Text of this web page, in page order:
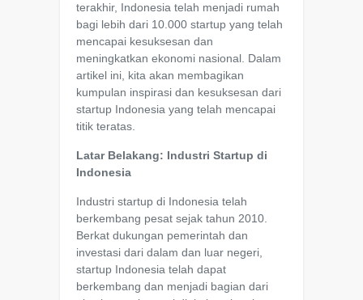
terakhir, Indonesia telah menjadi rumah
bagi lebih dari 10.000 startup yang telah
mencapai kesuksesan dan
meningkatkan ekonomi nasional. Dalam
artikel ini, kita akan membagikan
kumpulan inspirasi dan kesuksesan dari
startup Indonesia yang telah mencapai
titik teratas.
Latar Belakang: Industri Startup di
Indonesia
Industri startup di Indonesia telah
berkembang pesat sejak tahun 2010.
Berkat dukungan pemerintah dan
investasi dari dalam dan luar negeri,
startup Indonesia telah dapat
berkembang dan menjadi bagian dari